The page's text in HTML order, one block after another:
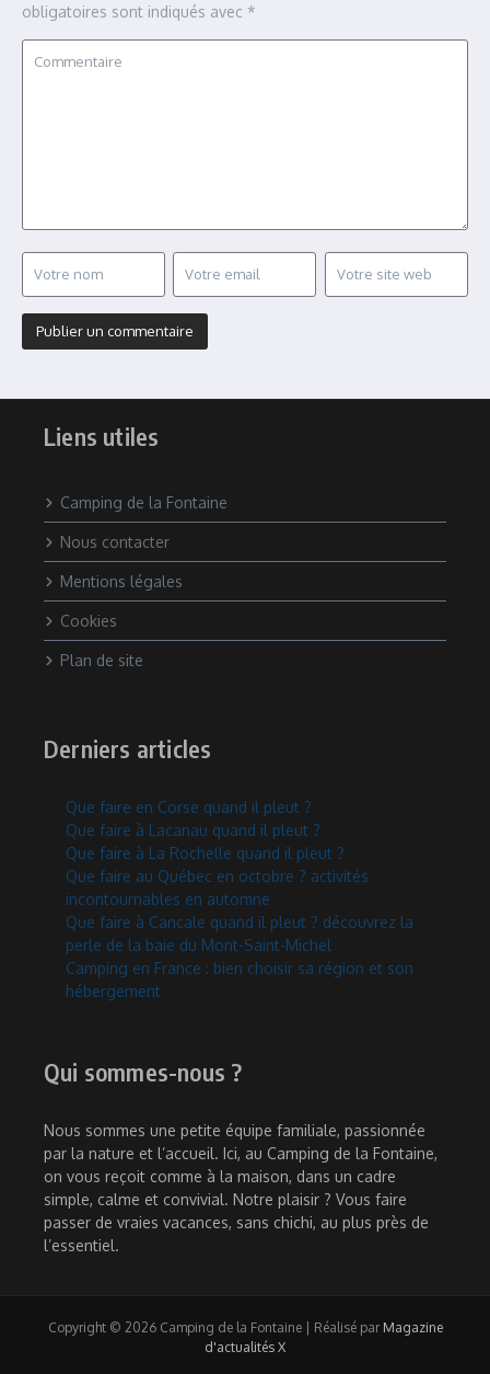
obligatoires sont indiqués avec *
Liens utiles
Camping de la Fontaine
Nous contacter
Mentions légales
Cookies
Plan de site
Derniers articles
Que faire en Corse quand il pleut ?
Que faire à Lacanau quand il pleut ?
Que faire à La Rochelle quand il pleut ?
Que faire au Québec en octobre ? activités
incontournables en automne
Que faire à Cancale quand il pleut ? découvrez la
perle de la baie du Mont-Saint-Michel
Camping en France : bien choisir sa région et son
hébergement
Qui sommes-nous ?
Nous sommes une petite équipe familiale, passionnée
par la nature et l’accueil. Ici, au Camping de la Fontaine,
on vous reçoit comme à la maison, dans un cadre
simple, calme et convivial. Notre plaisir ? Vous faire
passer de vraies vacances, sans chichi, au plus près de
l’essentiel.
Copyright © 2026 Camping de la Fontaine | Réalisé par Magazine
d'actualités X